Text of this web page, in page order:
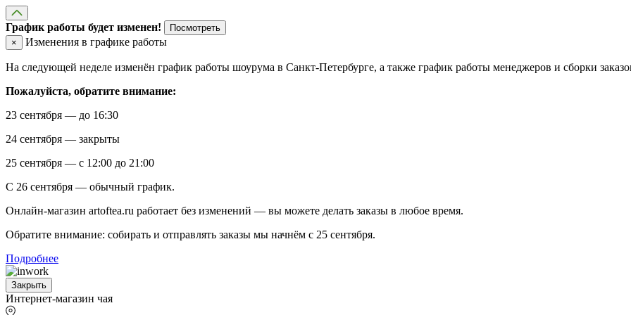
График работы будет изменен!
Посмотреть
×
Изменения в графике работы
На следующей неделе изменён график работы шоурума в Санкт-Петербурге, а также график работы менеджеров и сборки
Пожалуйста, обратите внимание:
23 сентября — до 16:30
24 сентября — закрыты
25 сентября — с 12:00 до 21:00
С 26 сентября — обычный график.
Онлайн-магазин artoftea.ru работает без изменений — вы можете делать заказы в любое время.
Обратите внимание: собирать и отправлять заказы мы начнём с 25 сентября.
Подробнее
Закрыть
Интернет-магазин чая